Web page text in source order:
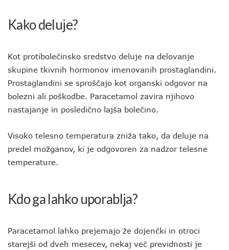
Kako deluje?
Kot protibolečinsko sredstvo deluje na delovanje
skupine tkivnih hormonov imenovanih prostaglandini.
Prostaglandini se sproščajo kot organski odgovor na
bolezni ali poškodbe. Paracetamol zavira njihovo
nastajanje in posledično lajša bolečino.
Visoko telesno temperatura zniža tako, da deluje na
predel možganov, ki je odgovoren za nadzor telesne
temperature.
Kdo ga lahko uporablja?
Paracetamol lahko prejemajo že dojenčki in otroci
starejši od dveh mesecev, nekaj več previdnosti je